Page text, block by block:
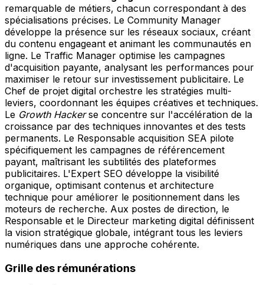
remarquable de métiers, chacun correspondant à des
spécialisations précises. Le Community Manager
développe la présence sur les réseaux sociaux, créant
du contenu engageant et animant les communautés en
ligne. Le Traffic Manager optimise les campagnes
d'acquisition payante, analysant les performances pour
maximiser le retour sur investissement publicitaire. Le
Chef de projet digital orchestre les stratégies multi-
leviers, coordonnant les équipes créatives et techniques.
Le Growth Hackerse concentre sur l'accélération de la
croissance par des techniques innovantes et des tests
permanents. Le Responsable acquisition SEA pilote
spécifiquement les campagnes de référencement
payant, maîtrisant les subtilités des plateformes
publicitaires. L'Expert SEO développe la visibilité
organique, optimisant contenus et architecture
technique pour améliorer le positionnement dans les
moteurs de recherche. Aux postes de direction, le
Responsable et le Directeur marketing digital définissent
la vision stratégique globale, intégrant tous les leviers
numériques dans une approche cohérente.
Grille des rémunérations